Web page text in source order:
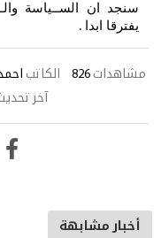
سنجد ان الســياسة
يفترقا ابدا .
مشاهدات 826 الكاتب
آخر
أخبار مشابهة